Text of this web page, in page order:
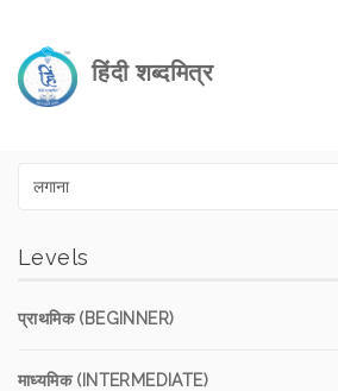
हिंदी शब्दमित्र
Levels
प्राथमिक (BEGINNER)
माध्यमिक (INTERMEDIATE)